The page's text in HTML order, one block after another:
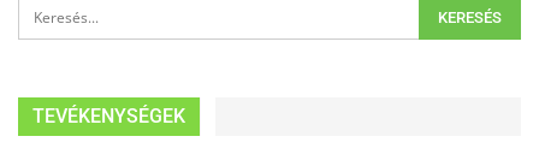
TEVÉKENYSÉGEK